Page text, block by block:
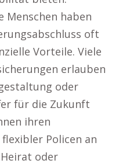
Menschen haben
oft
Vorteile. Viele
erlauben
oder
für die Zukunft
ihren
Policen an
oder